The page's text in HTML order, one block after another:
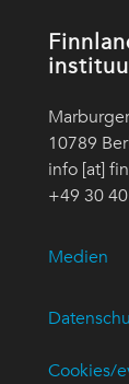
10789
info [at]
+49 30
Medien
Cookies/